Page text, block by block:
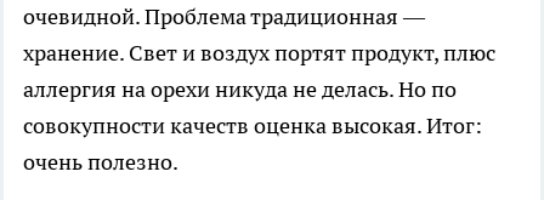
очевидной. Проблема традиционная —
хранение. Свет и воздух портят продукт, плюс
аллергия на орехи никуда не делась. Но по
совокупности качеств оценка высокая. Итог:
очень полезно.